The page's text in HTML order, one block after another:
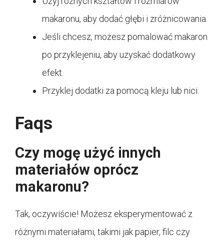
makaronu, aby dodać głębi i zróżnicowania.
Jeśli chcesz, możesz pomalować makaron
po przyklejeniu, aby uzyskać dodatkowy
efekt.
Przyklej dodatki za pomocą kleju lub nici.
Faqs
Czy mogę użyć innych
materiałów oprócz
makaronu?
Tak, oczywiście! Możesz eksperymentować z
różnymi materiałami, takimi jak papier, filc czy